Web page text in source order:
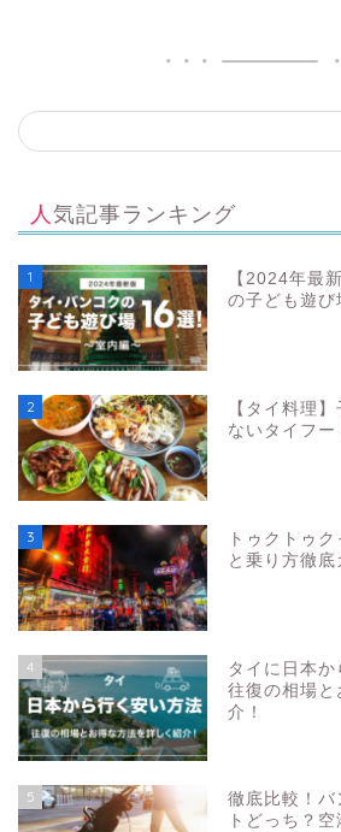
人気記事ランキング
1
【2024年最
の子ども遊
2
【タイ料理
ないタイフー
3
トゥクトゥ
と乗り方徹底
4
タイに日本か
往復の相場と
介！
5
徹底比較！バ
トどっち？